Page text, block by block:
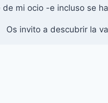
mi ocio -e incluso se
Os invito a descubrir la